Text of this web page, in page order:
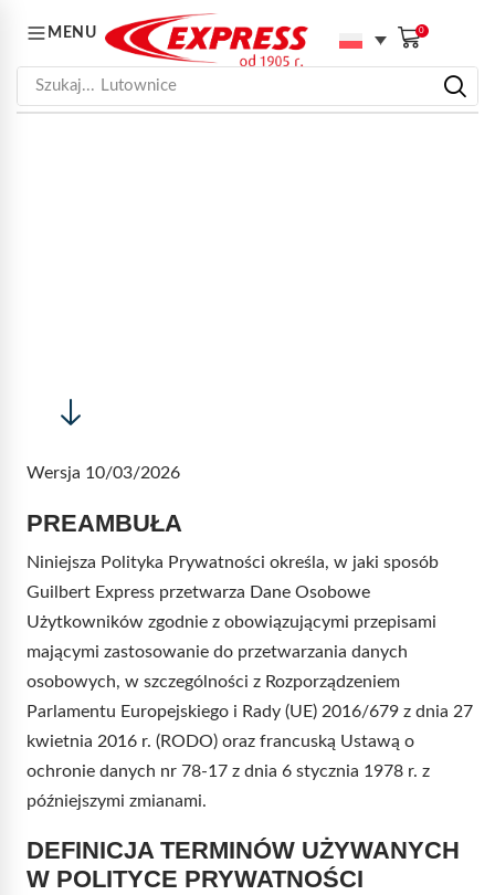
MENU 0
Szukaj... Palniki
Wersja 10/03/2026
PREAMBUŁA
Niniejsza Polityka Prywatności określa, w jaki sposób
Guilbert Express przetwarza Dane Osobowe
Użytkowników zgodnie z obowiązującymi przepisami
mającymi zastosowanie do przetwarzania danych
osobowych, w szczególności z Rozporządzeniem
Parlamentu Europejskiego i Rady (UE) 2016/679 z dnia 27
kwietnia 2016 r. (RODO) oraz francuską Ustawą o
ochronie danych nr 78-17 z dnia 6 stycznia 1978 r. z
późniejszymi zmianami.
DEFINICJA TERMINÓW UŻYWANYCH
W POLITYCE PRYWATNOŚCI